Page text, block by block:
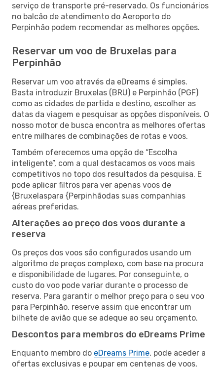
serviço de transporte pré-reservado. Os funcionários
no balcão de atendimento do Aeroporto do
Perpinhão podem recomendar as melhores opções.
Reservar um voo de Bruxelas para
Perpinhão
Reservar um voo através da eDreams é simples.
Basta introduzir Bruxelas (BRU) e Perpinhão (PGF)
como as cidades de partida e destino, escolher as
datas da viagem e pesquisar as opções disponíveis. O
nosso motor de busca encontra as melhores ofertas
entre milhares de combinações de rotas e voos.
Também oferecemos uma opção de “Escolha
inteligente”, com a qual destacamos os voos mais
competitivos no topo dos resultados da pesquisa. E
pode aplicar filtros para ver apenas voos de
{Bruxelaspara {Perpinhãodas suas companhias
aéreas preferidas.
Alterações ao preço dos voos durante a
reserva
Os preços dos voos são configurados usando um
algoritmo de preços complexo, com base na procura
e disponibilidade de lugares. Por conseguinte, o
custo do voo pode variar durante o processo de
reserva. Para garantir o melhor preço para o seu voo
para Perpinhão, reserve assim que encontrar um
bilhete de avião que se adeque ao seu orçamento.
Descontos para membros do eDreams Prime
Enquanto membro do eDreams Prime, pode aceder a
ofertas exclusivas e poupar em centenas de voos,